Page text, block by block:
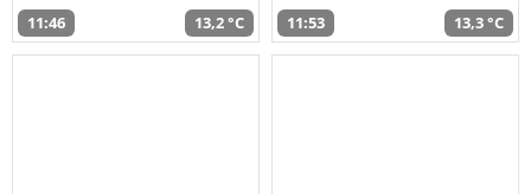
11:46 13,2 °C 11:53 13,3 °C